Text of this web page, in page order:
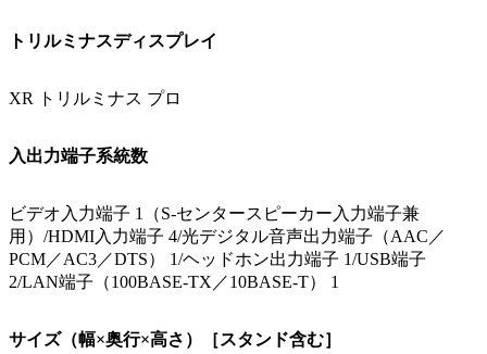
トリルミナスディスプレイ
XR トリルミナス プロ
入出力端子系統数
ビデオ入力端子 1（S-センタースピーカー入力端子兼
用）/HDMI入力端子 4/光デジタル音声出力端子（AAC／
PCM／AC3／DTS） 1/ヘッドホン出力端子 1/USB端子
2/LAN端子（100BASE-TX／10BASE-T） 1
サイズ（幅×奥行×高さ）［スタンド含む］